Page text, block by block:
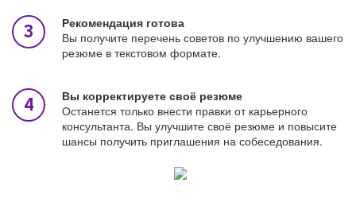
Рекомендация готова
Вы получите перечень советов по улучшению вашего
резюме в текстовом формате.
Вы корректируете своё резюме
Останется только внести правки от карьерного
консультанта. Вы улучшите своё резюме и повысите
шансы получить приглашения на собеседования.